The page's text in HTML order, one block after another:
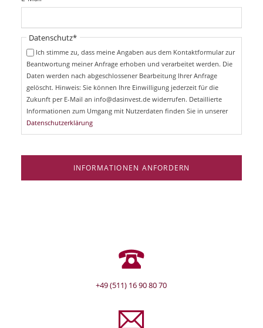
c
t
f
f
i
Pflichtfeld
Datenschutz*
Ich stimme zu, dass meine Angaben aus dem Kontaktformular zur
Beantwortung meiner Anfrage erhoben und verarbeitet werden. Die
Daten werden nach abgeschlossener Bearbeitung Ihrer Anfrage
gelöscht. Hinweis: Sie können Ihre Einwilligung jederzeit für die
Zukunft per E-Mail an info@dasinvest.de widerrufen. Detaillierte
Informationen zum Umgang mit Nutzerdaten finden Sie in unserer
Datenschutzerklärung
INFORMATIONEN ANFORDERN
+49 (511) 16 90 80 70